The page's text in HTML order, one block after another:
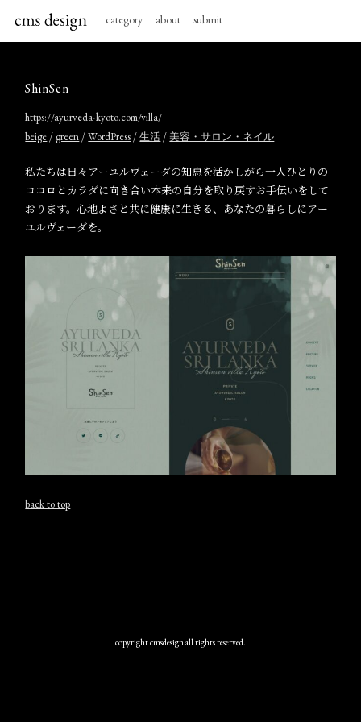
category about submit
ShinSen
https://ayurveda-kyoto.com/villa/
beige / green /WordPress /生活 /美容・サロン・ネイル
私たちは日々アーユルヴェーダの知恵を活かしがら一人ひとりの
ココロとカラダに向き合い本来の自分を取り戻すお手伝いをして
おります。心地よさと共に健康に生きる、あなたの暮らしにアー
ユルヴェーダを。
back to top
copyright cmsdesign all rights reserved.